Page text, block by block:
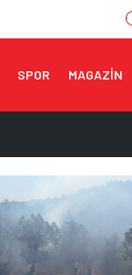
SPOR MAGAZİN